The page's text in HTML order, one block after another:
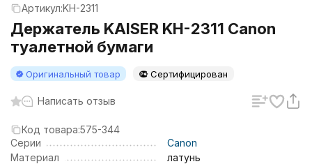
Артикул:KH-2311
Держатель KAISER KH-2311 Canon
туалетной бумаги
Оригинальный товар Сертифицирован
Написать отзыв
Код товара:575-344
Серии
Canon
Материал
латунь